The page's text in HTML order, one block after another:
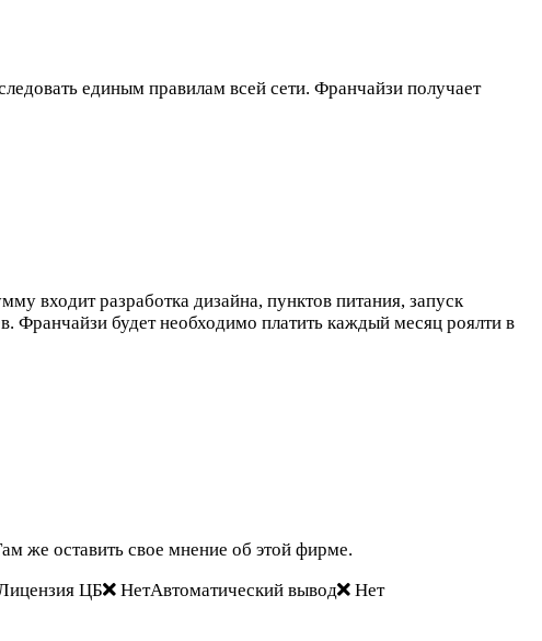
единым правилам всей сети. Франчайзи получает
входит разработка дизайна, пунктов питания, запуск
Франчайзи будет необходимо платить каждый месяц роялти в
же оставить свое мнение об этой фирме.
ЦБ НетАвтоматический вывод Нет